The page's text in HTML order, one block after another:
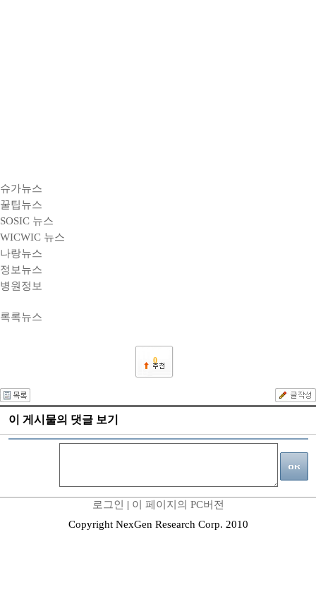
슈가뉴스
꿀팁뉴스
SOSIC 뉴스
WICWIC 뉴스
나랑뉴스
정보뉴스
병원정보
록록뉴스
0
이 게시물의 댓글 보기
로그인 | 이 페이지의 PC버전
Copyright NexGen Research Corp. 2010